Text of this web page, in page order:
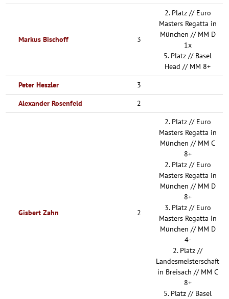
Markus Bischoff 3
2. Platz // Euro
Masters Regatta in
München // MM D
1x
5. Platz // Basel
Head // MM 8+
Peter Heszler
3
Alexander Rosenfeld
2
Gisbert Zahn 2
2. Platz // Euro
Masters Regatta in
München // MM C
8+
2. Platz // Euro
Masters Regatta in
München // MM D
8+
3. Platz // Euro
Masters Regatta in
München // MM D
4-
2. Platz //
Landesmeisterschaft
in Breisach // MM C
8+
5. Platz // Basel